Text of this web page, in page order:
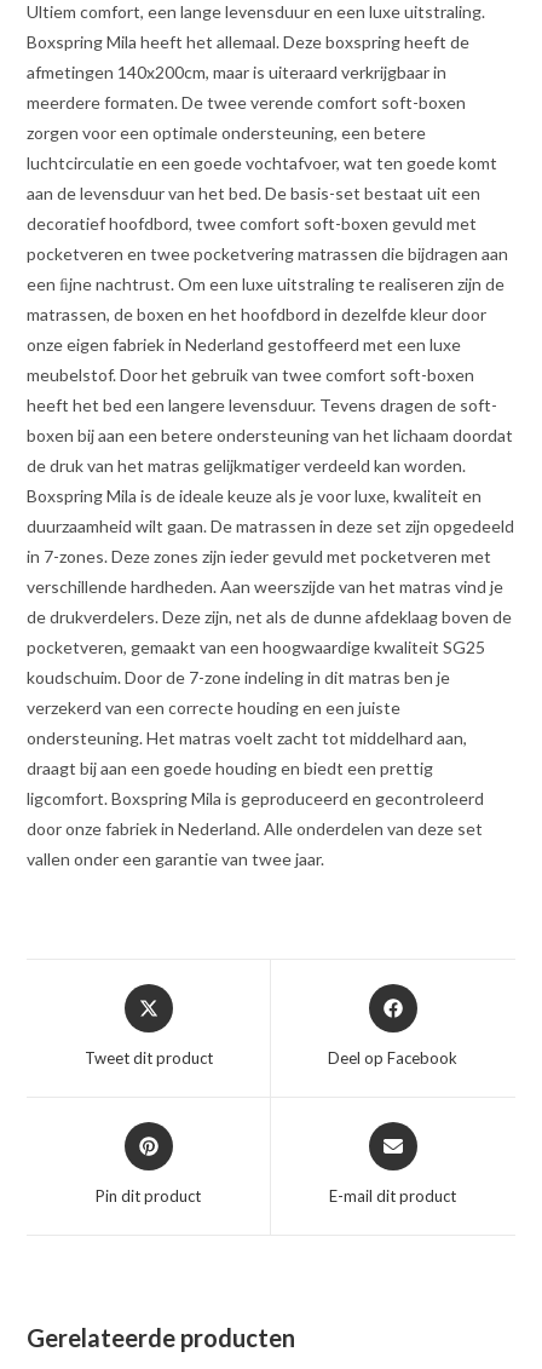
Ultiem comfort, een lange levensduur en een luxe uitstraling.
Boxspring Mila heeft het allemaal. Deze boxspring heeft de
afmetingen 140x200cm, maar is uiteraard verkrijgbaar in
meerdere formaten. De twee verende comfort soft-boxen
zorgen voor een optimale ondersteuning, een betere
luchtcirculatie en een goede vochtafvoer, wat ten goede komt
aan de levensduur van het bed. De basis-set bestaat uit een
decoratief hoofdbord, twee comfort soft-boxen gevuld met
pocketveren en twee pocketvering matrassen die bijdragen aan
een ﬁjne nachtrust. Om een luxe uitstraling te realiseren zijn de
matrassen, de boxen en het hoofdbord in dezelfde kleur door
onze eigen fabriek in Nederland gestoffeerd met een luxe
meubelstof. Door het gebruik van twee comfort soft-boxen
heeft het bed een langere levensduur. Tevens dragen de soft-
boxen bij aan een betere ondersteuning van het lichaam doordat
de druk van het matras gelijkmatiger verdeeld kan worden.
Boxspring Mila is de ideale keuze als je voor luxe, kwaliteit en
duurzaamheid wilt gaan. De matrassen in deze set zijn opgedeeld
in 7-zones. Deze zones zijn ieder gevuld met pocketveren met
verschillende hardheden. Aan weerszijde van het matras vind je
de drukverdelers. Deze zijn, net als de dunne afdeklaag boven de
pocketveren, gemaakt van een hoogwaardige kwaliteit SG25
koudschuim. Door de 7-zone indeling in dit matras ben je
verzekerd van een correcte houding en een juiste
ondersteuning. Het matras voelt zacht tot middelhard aan,
draagt bij aan een goede houding en biedt een prettig
ligcomfort. Boxspring Mila is geproduceerd en gecontroleerd
door onze fabriek in Nederland. Alle onderdelen van deze set
vallen onder een garantie van twee jaar.
Opent
in
nieuw
Tweet dit product
Opent
in
nieuw
Deel op Facebook
Opent
in
nieuw
Pin dit product
Opent
in
nieuw
E-mail dit product
Gerelateerde producten